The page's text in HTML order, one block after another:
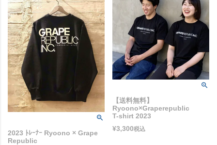
2023 ﾄﾚｰﾅｰ Ryoono × Grape
Republic
【送料無料】
Ryoono×Graperepublic
T-shirt 2023
¥3,300税込